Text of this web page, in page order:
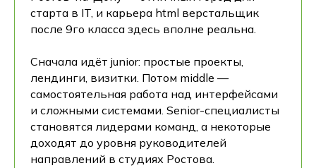
старта в IT, и карьера html верстальщик
после 9го класса здесь вполне реальна.
Сначала идёт junior: простые проекты,
лендинги, визитки. Потом middle —
самостоятельная работа над интерфейсами
и сложными системами. Senior-специалисты
становятся лидерами команд, а некоторые
доходят до уровня руководителей
направлений в студиях Ростова.